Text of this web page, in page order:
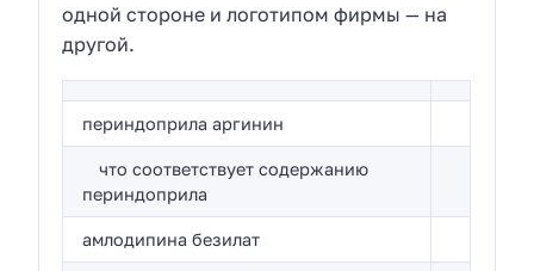
одной стороне и логотипом фирмы — на
другой.
периндоприла аргинин
что соответствует содержанию
периндоприла
амлодипина безилат